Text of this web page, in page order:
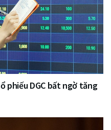
phiếu DGC bất ngờ tăng